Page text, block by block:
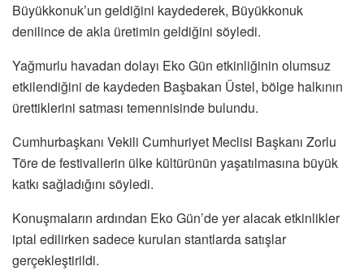
Büyükkonuk’un geldiğini kaydederek, Büyükkonuk
denilince de akla üretimin geldiğini söyledi.
Yağmurlu havadan dolayı Eko Gün etkinliğinin olumsuz
etkilendiğini de kaydeden Başbakan Üstel, bölge halkının
ürettiklerini satması temennisinde bulundu.
Cumhurbaşkanı Vekili Cumhuriyet Meclisi Başkanı Zorlu
Töre de festivallerin ülke kültürünün yaşatılmasına büyük
katkı sağladığını söyledi.
Konuşmaların ardından Eko Gün’de yer alacak etkinlikler
iptal edilirken sadece kurulan stantlarda satışlar
gerçekleştirildi.